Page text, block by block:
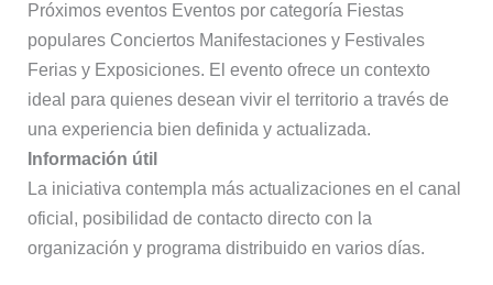
Próximos eventos Eventos por categoría Fiestas
populares Conciertos Manifestaciones y Festivales
Ferias y Exposiciones. El evento ofrece un contexto
ideal para quienes desean vivir el territorio a través de
una experiencia bien definida y actualizada.
Información útil
La iniciativa contempla más actualizaciones en el canal
oficial, posibilidad de contacto directo con la
organización y programa distribuido en varios días.